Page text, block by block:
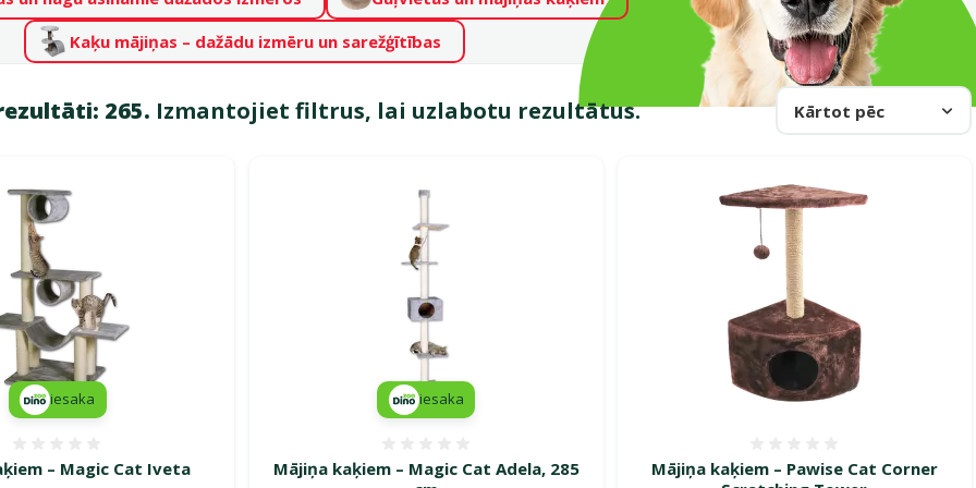
Kaķu mājiņas – dažādu izmēru un sarežģītības
265. Izmantojiet filtrus, lai uzlabotu rezultātus. Kārtot pēc
– Magic Cat Iveta
iesaka
Mājiņa kaķiem – Magic Cat Adela, 285
iesaka
Mājiņa kaķiem – Pawise Cat Corner